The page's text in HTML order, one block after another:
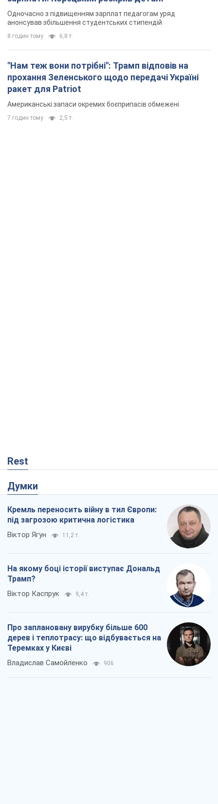
Одночасно з підвищенням зарплат педагогам уряд
анонсував збільшення студентських стипендій
8 годин тому 6,8 т.
"Нам теж вони потрібні": Трамп відповів на
прохання Зеленського щодо передачі Україні
ракет для Patriot
Американські запаси окремих боєприпасів обмежені
7 годин тому 2,5 т.
Rest
Думки
Кремль переносить війну в тил Європи:
під загрозою критична логістика
Віктор Ягун 11,2 т.
На якому боці історії виступає Дональд
Трамп?
Віктор Каспрук 9,4 т.
Про заплановану вирубку більше 600
дерев і теплотрасу: що відбувається на
Теремках у Києві
Владислав Самойленко 906